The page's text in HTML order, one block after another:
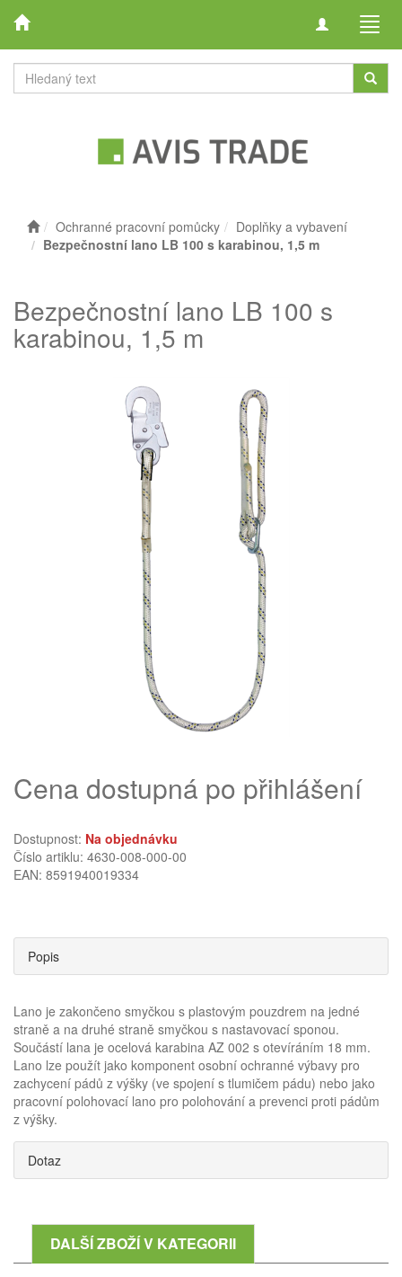
Toggle
Ochranné pracovní pomůcky
Doplňky a vybavení
Bezpečnostní lano LB 100 s karabinou, 1,5 m
Bezpečnostní lano LB 100 s
karabinou, 1,5 m
Cena dostupná po přihlášení
Dostupnost: Na objednávku
Číslo artiklu: 4630-008-000-00
EAN: 8591940019334
Popis
Lano je zakončeno smyčkou s plastovým pouzdrem na jedné
straně a na druhé straně smyčkou s nastavovací sponou.
Součástí lana je ocelová karabina AZ 002 s otevíráním 18 mm.
Lano lze použít jako komponent osobní ochranné výbavy pro
zachycení pádů z výšky (ve spojení s tlumičem pádu) nebo jako
pracovní polohovací lano pro polohování a prevenci proti pádům
z výšky.
Dotaz
DALŠÍ ZBOŽÍ V KATEGORII